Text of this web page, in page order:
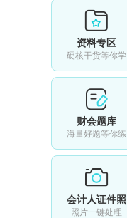
资料专区
硬核干货等你学
财会题库
海量好题等你练
会计人证件照
照片一键处理